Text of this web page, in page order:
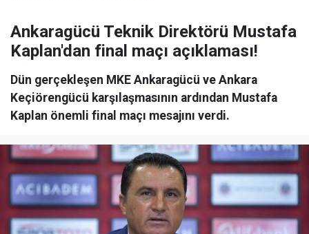
Ankaragücü Teknik Direktörü Mustafa
Kaplan'dan final maçı açıklaması!
Dün gerçekleşen MKE Ankaragücü ve Ankara
Keçiörengücü karşılaşmasının ardından Mustafa
Kaplan önemli final maçı mesajını verdi.